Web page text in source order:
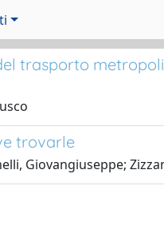
trasporto
trovarle
Giovangiuseppe;